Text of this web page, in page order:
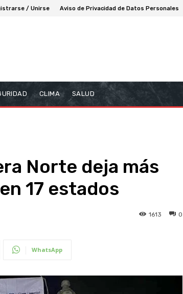
/ Unirse Aviso de Privacidad de Datos Personales
CLIMA SALUD
Norte deja más
17 estados
0
1613
WhatsApp